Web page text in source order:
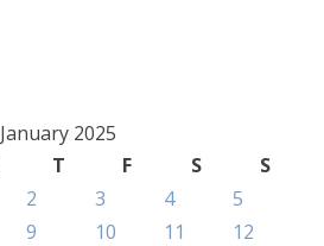
January 2025
T F S
S
2 3 4
5
9 10 11 12